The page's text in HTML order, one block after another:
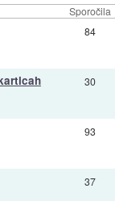
Sporočila
84
30
93
37